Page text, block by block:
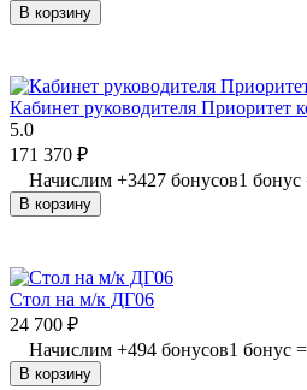
В корзину
Кабинет руководителя Приоритет
5.0
171 370 ₽
Начислим +3427 бонусов1 бонус
В корзину
Стол на м/к ДГ06
24 700 ₽
Начислим +494 бонусов1 бонус
В корзину